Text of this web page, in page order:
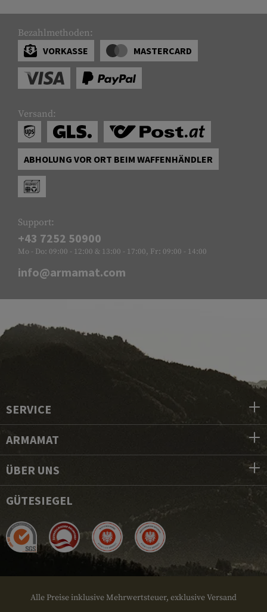
Bezahlmethoden:
VORKASSE
MASTERCARD
Versand:
ABHOLUNG VOR ORT BEIM WAFFENHÄNDLER
Support:
+43 7252 50900
Mo - Do: 09:00 - 12:00 & 13:00 - 17:00, Fr: 09:00 - 14:00
info@armamat.com
SERVICE
ARMAMAT
ÜBER UNS
GÜTESIEGEL
Alle Preise inklusive Mehrwertsteuer, exklusive Versand